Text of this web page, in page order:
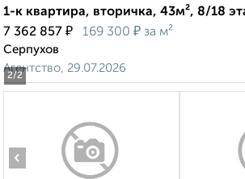
2/2
1-к квартира, вторичка, 43м², 8/18
7 362 857 ₽ 169 300 ₽ за м²
Серпухов
Агентство, 29.07.2026
‹